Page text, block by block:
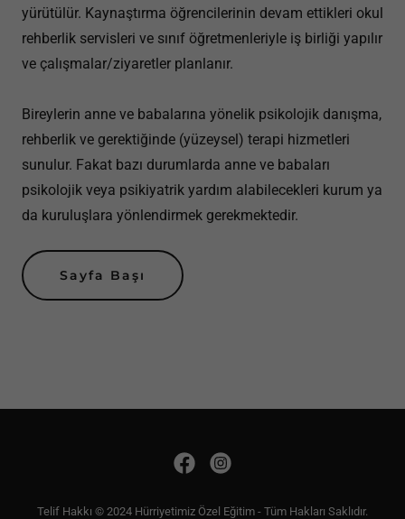
yürütülür. Kaynaştırma öğrencilerinin devam ettikleri okul
rehberlik servisleri ve sınıf öğretmenleriyle iş birliği yapılır
ve çalışmalar/ziyaretler planlanır.
Bireylerin anne ve babalarına yönelik psikolojik danışma,
rehberlik ve gerektiğinde (yüzeysel) terapi hizmetleri
sunulur. Fakat bazı durumlarda anne ve babaları
psikolojik veya psikiyatrik yardım alabilecekleri kurum ya
da kuruluşlara yönlendirmek gerekmektedir.
Sayfa Başı
Telif Hakkı © 2024 Hürriyetimiz Özel Eğitim - Tüm Hakları Saklıdır.